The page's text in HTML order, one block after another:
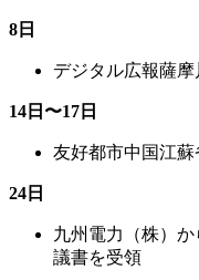
8日
デジタル広報薩
14日〜17日
友好都市中国江
24日
九州電力（株）
議書を受領